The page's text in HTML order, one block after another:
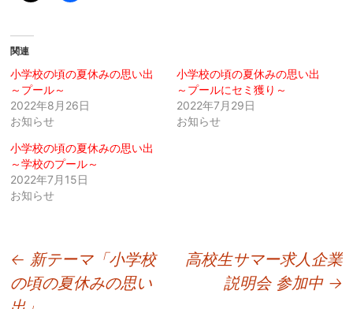
関連
小学校の頃の夏休みの思い出
～プール～
2022年8月26日
お知らせ
小学校の頃の夏休みの思い出
～プールにセミ獲り～
2022年7月29日
お知らせ
小学校の頃の夏休みの思い出
～学校のプール～
2022年7月15日
お知らせ
投
稿
← 新テーマ「小学校
の頃の夏休みの思い
高校生サマー求人企業
説明会 参加中 →